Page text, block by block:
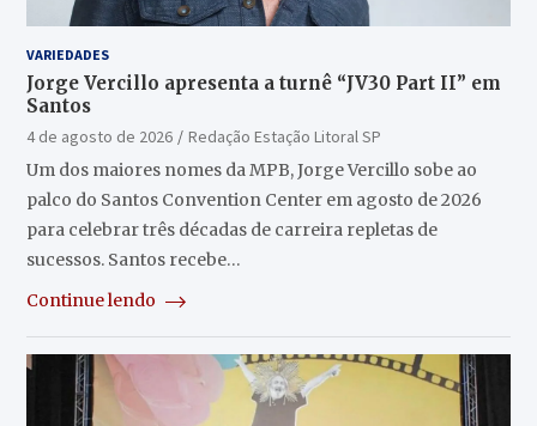
VARIEDADES
Jorge Vercillo apresenta a turnê “JV30 Part II” em
Santos
4 de agosto de 2026
Redação Estação Litoral SP
Um dos maiores nomes da MPB, Jorge Vercillo sobe ao
palco do Santos Convention Center em agosto de 2026
para celebrar três décadas de carreira repletas de
sucessos. Santos recebe…
Continue lendo